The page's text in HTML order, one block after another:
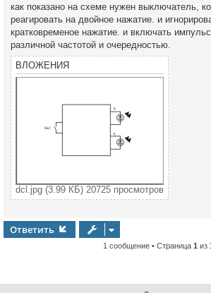
как показано на схеме нужен выключатель,
реагировать на двойное нажатие. и
кратковременое нажатие. и включать
различной частотой и очередностью.
ВЛОЖЕНИЯ
dcl.jpg (3.99 КБ) 20725 просмотров
Ответить
1 сообщение • Страница 1 из